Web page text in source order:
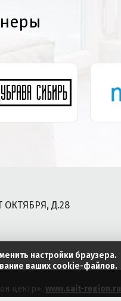
ОКТЯБРЯ, Д.28
центр». www.sait-region.ru
настройки браузера.
ваших cookie-файлов.